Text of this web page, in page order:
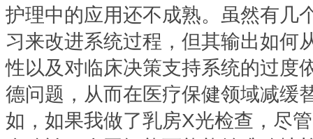
护理中的应用还不成熟。虽然有几
习来改进系统过程，但其输出如何
性以及对临床决策支持系统的过度
德问题，从而在医疗保健领域减缓
如，如果我做了乳房X光检查，尽